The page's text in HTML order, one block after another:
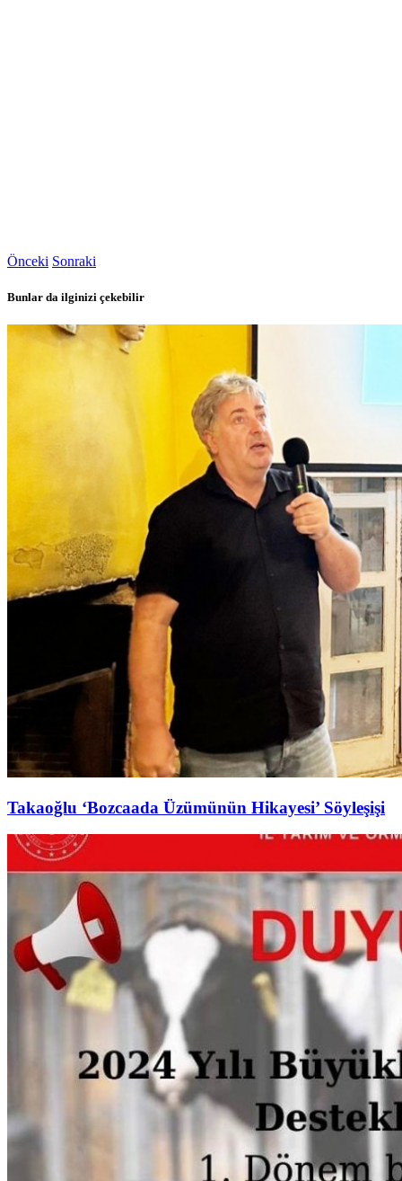
Önceki Sonraki
Bunlar da ilginizi çekebilir
Takaoğlu ‘Bozcaada Üzümünün Hikayesi’ Söyleşişi